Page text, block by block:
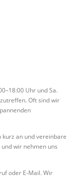
Uhr und Sa.
Oft sind wir
kurz an und vereinbare
wir nehmen uns
oder E-Mail. Wir